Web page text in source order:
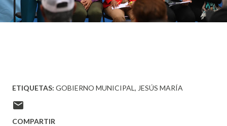
ETIQUETAS: GOBIERNO MUNICIPAL JESÚS MARÍA
COMPARTIR